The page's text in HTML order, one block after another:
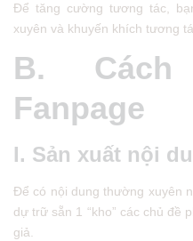
Để tăng cường tương tác,
xuyên và khuyến khích tương
B.
Fanpage
I. Sản xuất nội
Để có nội dung thường xuyên
dự trữ sẵn 1 “kho” các chủ đề
giả.